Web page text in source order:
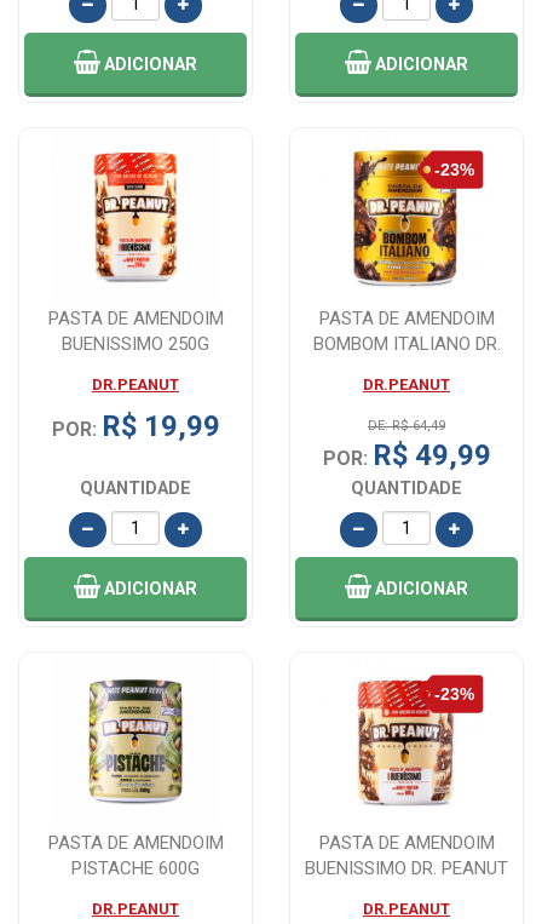
ADICIONAR ADICIONAR
PASTA DE AMENDOIM
BUENISSIMO 250G
DR.PEANUT
POR: R$ 19,99
QUANTIDADE
ADICIONAR
PASTA DE AMENDOIM
BOMBOM ITALIANO DR.
DR.PEANUT
DE: R$ 64,49
POR: R$ 49,99
QUANTIDADE
ADICIONAR
PASTA DE AMENDOIM
PISTACHE 600G
DR.PEANUT
PASTA DE AMENDOIM
BUENISSIMO DR. PEANUT
DR.PEANUT